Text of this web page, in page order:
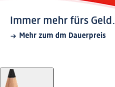
Immer mehr fürs Geld.
Mehr zum dm Dauerpreis